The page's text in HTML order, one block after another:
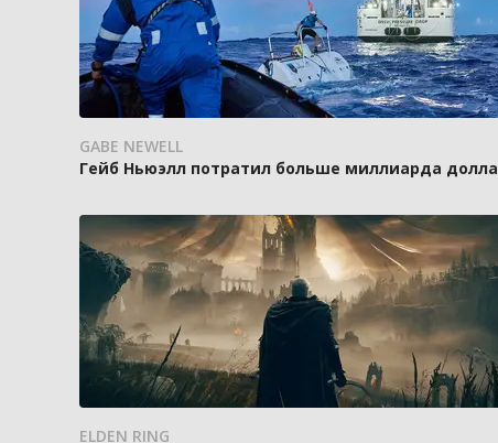
GABE NEWELL
Гейб Ньюэлл потратил больше миллиарда
ELDEN RING